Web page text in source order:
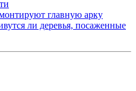
главную арку
ли деревья, посаженные